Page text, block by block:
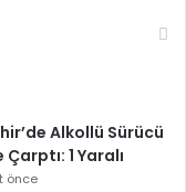
Alkollü Sürücü
Çarptı: 1 Yaralı
önce